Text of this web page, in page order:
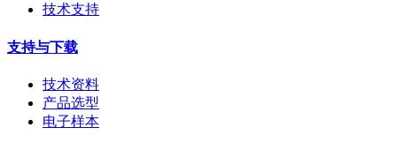
技术支持
支持与下载
技术资料
产品选型
电子样本